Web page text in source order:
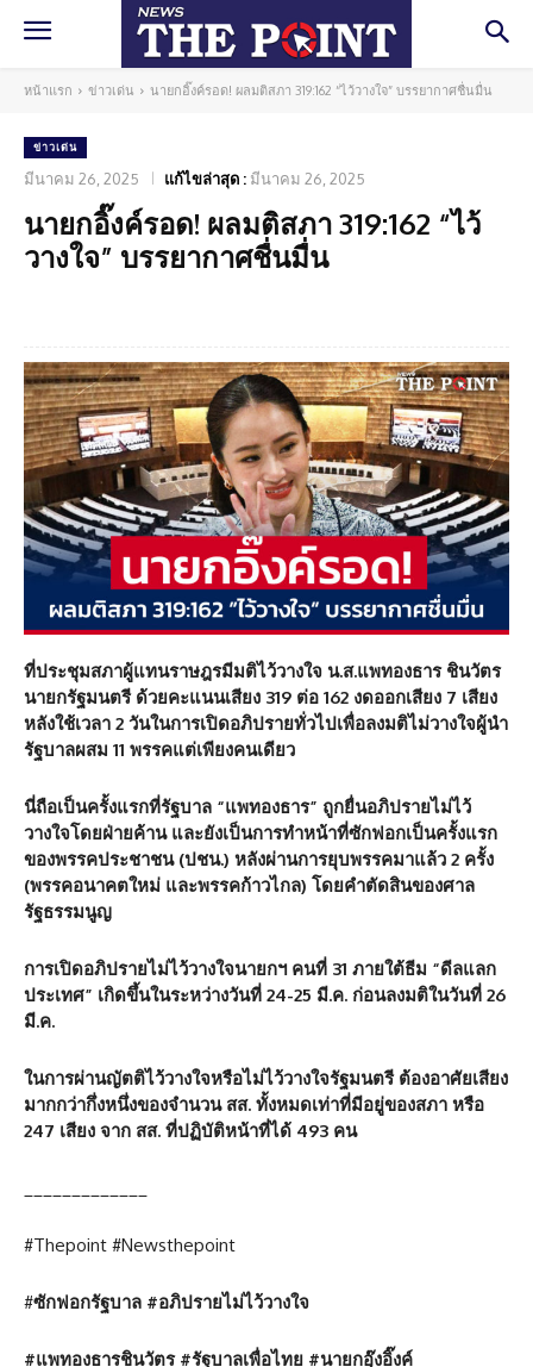
หน้าแรก ข่าวเด่น นายกอิ๊งค์รอด! ผลมติสภา 319:162 “ไว้วางใจ” บรรยากาศชื่นมื่น
ข่าวเด่น
มีนาคม 26, 2025 แก้ไขล่าสุด : มีนาคม 26, 2025
นายกอิ๊งค์รอด! ผลมติสภา 319:162 “ไว้
วางใจ” บรรยากาศชื่นมื่น
ที่ประชุมสภาผู้แทนราษฎรมีมติไว้วางใจ น.ส.แพทองธาร ชินวัตร
นายกรัฐมนตรี ด้วยคะแนนเสียง 319 ต่อ 162 งดออกเสียง 7 เสียง
หลังใช้เวลา 2 วันในการเปิดอภิปรายทั่วไปเพื่อลงมติไม่วางใจผู้นำ
รัฐบาลผสม 11 พรรคแต่เพียงคนเดียว
นี่ถือเป็นครั้งแรกที่รัฐบาล “แพทองธาร” ถูกยื่นอภิปรายไม่ไว้
วางใจโดยฝ่ายค้าน และยังเป็นการทำหน้าที่ซักฟอกเป็นครั้งแรก
ของพรรคประชาชน (ปชน.) หลังผ่านการยุบพรรคมาแล้ว 2 ครั้ง
(พรรคอนาคตใหม่ และพรรคก้าวไกล) โดยคำตัดสินของศาล
รัฐธรรมนูญ
การเปิดอภิปรายไม่ไว้วางใจนายกฯ คนที่ 31 ภายใต้ธีม “ดีลแลก
ประเทศ” เกิดขึ้นในระหว่างวันที่ 24-25 มี.ค. ก่อนลงมติในวันที่ 26
มี.ค.
ในการผ่านญัตติไว้วางใจหรือไม่ไว้วางใจรัฐมนตรี ต้องอาศัยเสียง
มากกว่ากึ่งหนึ่งของจำนวน สส. ทั้งหมดเท่าที่มีอยู่ของสภา หรือ
247 เสียง จาก สส. ที่ปฏิบัติหน้าที่ได้ 493 คน
#Thepoint #Newsthepoint
#ซักฟอกรัฐบาล #อภิปรายไม่ไว้วางใจ
#แพทองธารชินวัตร #รัฐบาลเพื่อไทย #นายกอุ๊งอิ๊งค์